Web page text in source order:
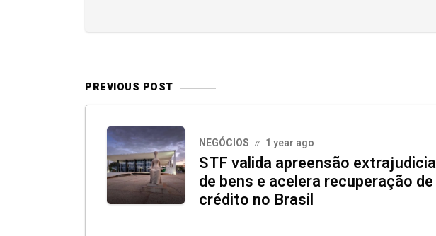
PREVIOUS POST
NEGÓCIOS 1 year ago
STF valida apreensão
de bens e acelera recuperação de
crédito no Brasil